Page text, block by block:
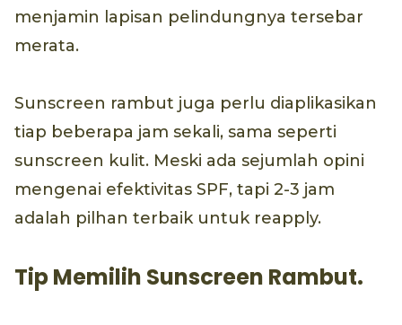
menjamin lapisan pelindungnya tersebar
merata.
Sunscreen rambut juga perlu diaplikasikan
tiap beberapa jam sekali, sama seperti
sunscreen kulit. Meski ada sejumlah opini
mengenai efektivitas SPF, tapi 2-3 jam
adalah pilhan terbaik untuk reapply.
Tip Memilih Sunscreen Rambut.